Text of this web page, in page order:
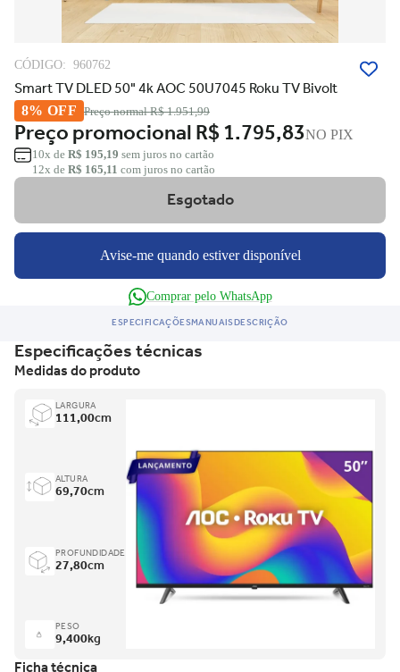
CÓDIGO: 960762
Smart TV DLED 50" 4k AOC 50U7045 Roku TV Bivolt
8% OFF Preço normalR$ 1.951,99
Preço promocionalR$ 1.795,83NO PIX
10x de R$ 195,19 sem juros no cartão
12x de R$ 165,11 com juros no cartão
Esgotado
Avise-me quando estiver disponível
Comprar pelo WhatsApp
ESPECIFICAÇÕESMANUAISDESCRIÇÃO
Especificações técnicas
Medidas do produto
LARGURA
111,00cm
ALTURA
69,70cm
PROFUNDIDADE
27,80cm
PESO
9,400kg